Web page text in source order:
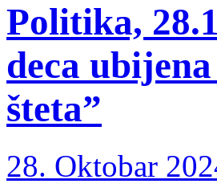
Politika,
deca
šteta”
28. Oktobar